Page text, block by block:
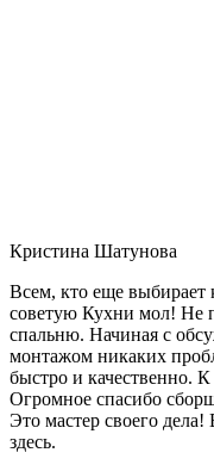
Кристина Шатунова
Всем, кто еще выбирает
советую Кухни мол! Не
спальню. Начиная с
монтажом никаких
быстро и качественно.
Огромное спасибо
Это мастер своего дела!
здесь.